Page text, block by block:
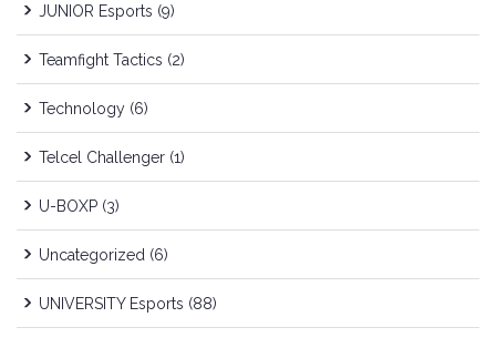
JUNIOR Esports (9)
Teamfight Tactics (2)
Technology (6)
Telcel Challenger (1)
U-BOXP (3)
Uncategorized (6)
UNIVERSITY Esports (88)